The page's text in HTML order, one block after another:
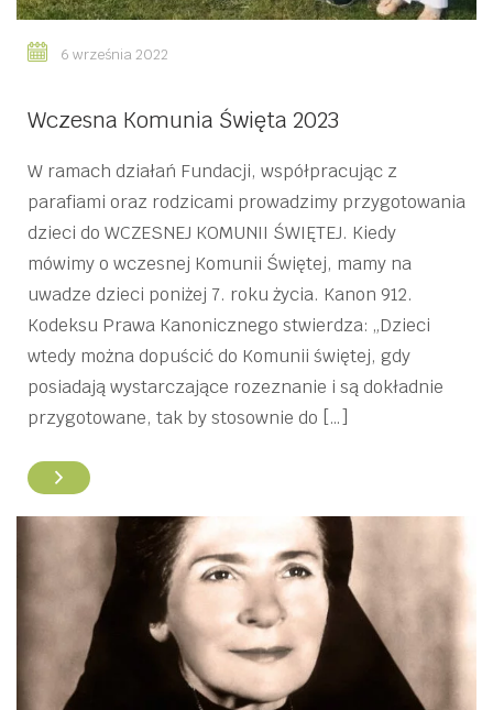
6 września 2022
Wczesna Komunia Święta 2023
W ramach działań Fundacji, współpracując z
parafiami oraz rodzicami prowadzimy przygotowania
dzieci do WCZESNEJ KOMUNII ŚWIĘTEJ. Kiedy
mówimy o wczesnej Komunii Świętej, mamy na
uwadze dzieci poniżej 7. roku życia. Kanon 912.
Kodeksu Prawa Kanonicznego stwierdza: „Dzieci
wtedy można dopuścić do Komunii świętej, gdy
posiadają wystarczające rozeznanie i są dokładnie
przygotowane, tak by stosownie do […]